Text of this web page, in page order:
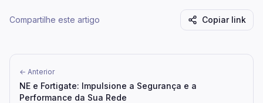
Compartilhe este artigo Copiar link
← Anterior
NE e Fortigate: Impulsione a Segurança e a
Performance da Sua Rede